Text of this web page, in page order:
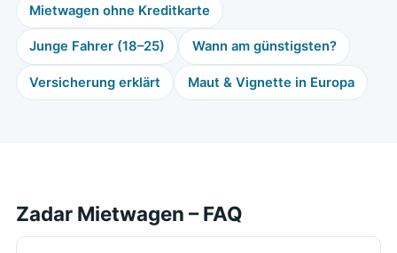
Mietwagen ohne Kreditkarte
Junge Fahrer (18–25) Wann am günstigsten?
Versicherung erklärt Maut & Vignette in Europa
Zadar Mietwagen – FAQ